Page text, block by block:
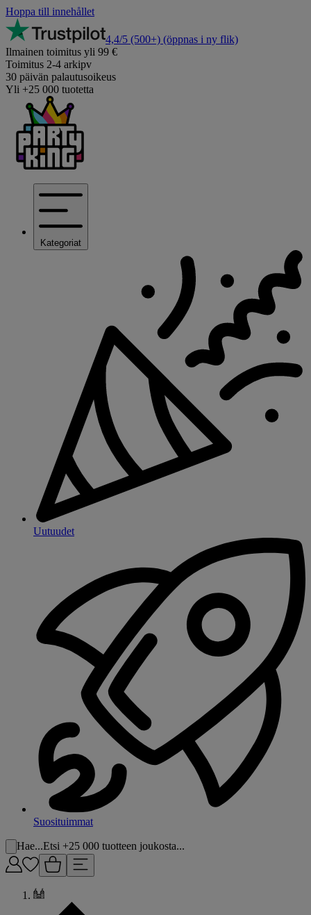
Hoppa till innehållet
4,4/5 (500+) (öppnas i ny flik)
Ilmainen toimitus yli 99 €
Toimitus 2-4 arkipv
30 päivän palautusoikeus
Yli +25 000 tuotetta
Kategoriat
Uutuudet
Suosituimmat
Hae...Etsi +25 000 tuotteen joukosta...